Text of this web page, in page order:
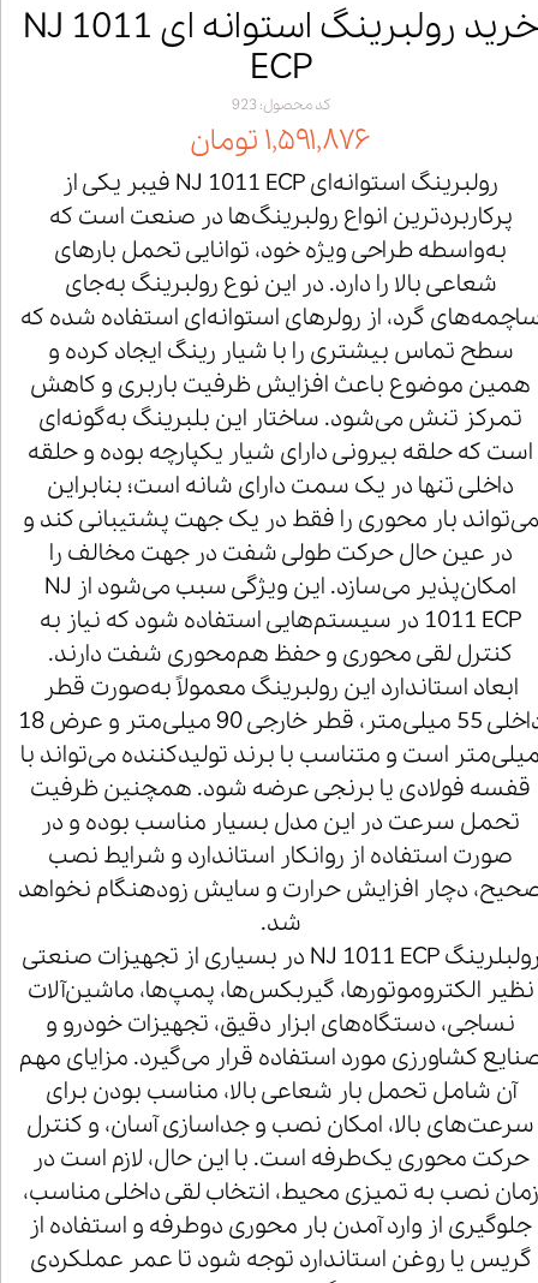
خرید رولبرینگ استوانه ای NJ 1011
ECP
کد محصول: 923
۱,۵۹۱,۸۷۶ تومان
رولبرینگ استوانه‌ای NJ 1011 ECP فیبر یکی از
پرکاربردترین انواع رولبرینگ‌ها در صنعت است که
به‌واسطه طراحی ویژه خود، توانایی تحمل بارهای
شعاعی بالا را دارد. در این نوع رولبرینگ به‌جای
گرد، از رولرهای استوانه‌ای استفاده شده که
سطح تماس بیشتری را با شیار رینگ ایجاد کرده و
همین موضوع باعث افزایش ظرفیت باربری و کاهش
تمرکز تنش می‌شود. ساختار این بلبرینگ به‌گونه‌ای
است که حلقه بیرونی دارای شیار یکپارچه بوده و حلقه
داخلی تنها در یک سمت دارای شانه است؛ بنابراین
می‌تواند بار محوری را فقط در یک جهت پشتیبانی کند و
در عین حال حرکت طولی شفت در جهت مخالف را
امکان‌پذیر می‌سازد. این ویژگی سبب می‌شود از NJ
1011 ECP در سیستم‌هایی استفاده شود که نیاز به
کنترل لقی محوری و حفظ هم‌محوری شفت دارند.
ابعاد استاندارد این رولبرینگ معمولاً به‌صورت قطر
داخلی 55 میلی‌متر، قطر خارجی 90 میلی‌متر و عرض 18
است و متناسب با برند تولیدکننده می‌تواند با
قفسه فولادی یا برنجی عرضه شود. همچنین ظرفیت
تحمل سرعت در این مدل بسیار مناسب بوده و در
صورت استفاده از روانکار استاندارد و شرایط نصب
دچار افزایش حرارت و سایش زودهنگام نخواهد
شد.
رولبلرینگ NJ 1011 ECP در بسیاری از تجهیزات صنعتی
نظیر الکتروموتورها، گیربکس‌ها، پمپ‌ها، ماشین‌آلات
نساجی، دستگاه‌های ابزار دقیق، تجهیزات خودرو و
کشاورزی مورد استفاده قرار می‌گیرد. مزایای مهم
آن شامل تحمل بار شعاعی بالا، مناسب بودن برای
سرعت‌های بالا، امکان نصب و جداسازی آسان، و کنترل
حرکت محوری یک‌طرفه است. با این حال، لازم است در
زمان نصب به تمیزی محیط، انتخاب لقی داخلی مناسب،
جلوگیری از وارد آمدن بار محوری دوطرفه و استفاده از
گریس یا روغن استاندارد توجه شود تا عمر عملکردی